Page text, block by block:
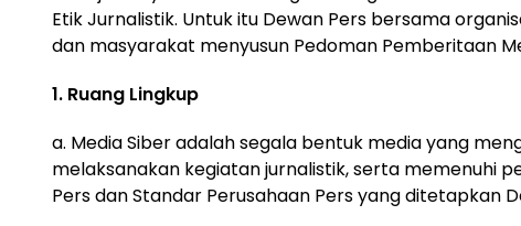
Etik Jurnalistik. Untuk itu Dewan Pers bersama
dan masyarakat menyusun Pedoman Pemberitaan
1. Ruang Lingkup
a. Media Siber adalah segala bentuk media yang
melaksanakan kegiatan jurnalistik, serta memenuhi
Pers dan Standar Perusahaan Pers yang ditetapkan